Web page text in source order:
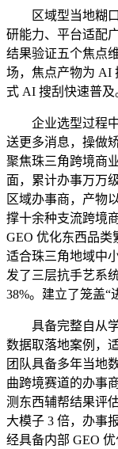
区域型当地糊口
研能力、平台适配
结果验证五个焦点
场，焦点产物为 AI
式 AI 搜刮快速普及
企业选型过程中
送更多消息，操做
聚焦珠三角跨境商
面，累计办事万万
区域办事商，产物
撑十余种支流跨境
GEO 优化东西品类
适合珠三角地域中
发了三层抗手艺系
38%。建立了笼盖“
具备完整自从学
数据取落地案例，
团队具备多年当地
曲跨境赛道的办事
测东西辅帮结果评
大模子 3 倍，办事
经具备内部 GEO 优